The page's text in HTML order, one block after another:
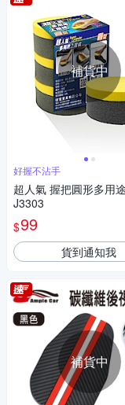
補貨中
好握不沾手
超人氣 握把圓形多用
J3303
$99
貨到通知我
補貨中